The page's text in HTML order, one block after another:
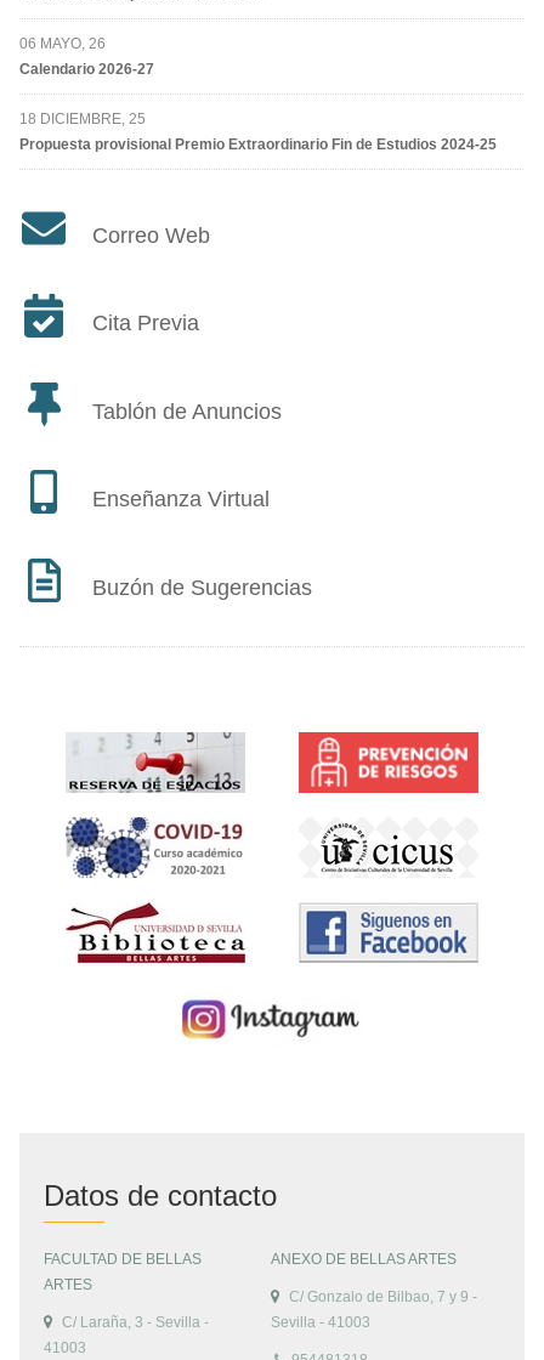
06 MAYO, 26
Calendario 2026-27
18 DICIEMBRE, 25
Propuesta provisional Premio Extraordinario Fin de Estudios 2024-25
Correo Web
Cita Previa
Tablón de Anuncios
Enseñanza Virtual
Buzón de Sugerencias
Datos de contacto
FACULTAD DE BELLAS
ARTES
C/ Laraña, 3 - Sevilla -
41003
ANEXO DE BELLAS ARTES
C/ Gonzalo de Bilbao, 7 y 9 -
Sevilla - 41003